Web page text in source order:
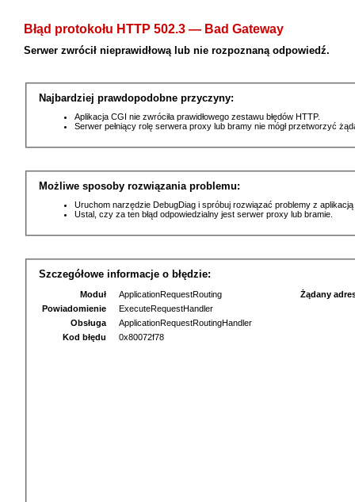
Błąd protokołu HTTP 502.3 — Bad Gateway
Serwer zwrócił nieprawidłową lub nie rozpoznaną odpowiedź.
Najbardziej prawdopodobne przyczyny:
Aplikacja CGI nie zwróciła prawidłowego zestawu błędów HTTP.
Serwer pełniący rolę serwera proxy lub bramy nie mógł przetworzyć
Możliwe sposoby rozwiązania problemu:
Uruchom narzędzie DebugDiag i spróbuj rozwiązać problemy z
Ustal, czy za ten błąd odpowiedzialny jest serwer proxy lub bramie.
Szczegółowe informacje o błędzie:
Moduł
ApplicationRequestRouting
Powiadomienie
ExecuteRequestHandler
Obsługa
ApplicationRequestRoutingHandler
Kod błędu
0x80072f78
Żądany